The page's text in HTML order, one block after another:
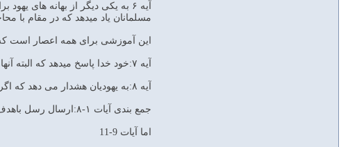
آیه ۶ به یکی دیگر از بهانه های
مسلمانان یاد میدهد که در مقام با
این آموزشی برای همه اعصار است که
آیه ۷:خود خدا پاسخ میدهد که البته آنها هر گز آرزوی مرگ نمی کنند چون خودشان میدانند که چکاره اند و چه کرده اند و این ادعایشان نادرست است.
آیه ۸:به یهودیان هشدار می دهد که اگر خودتون هم آروزی مرگ نکنید ،بالاخره مرگتان فرا میرسد و در آنجا خداوند،آنهارا به همه اعمالشان آگاه و مجازات میکند.
جمع بندی آیات ۱-۸:ارسال رسل باهدف هدایت مردم ،از فضل خداست. یهودیانی که پیامبر اسلام را تکذیب میکنند،مورد نکوهش خدا هستند.
اما آیات 9-11